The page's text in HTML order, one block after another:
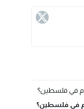
في فلسطين؟